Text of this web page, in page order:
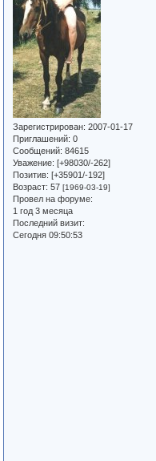
Зарегистрирован: 2007-01-17
Приглашений: 0
Сообщений: 84615
Уважение: [+98030/-262]
Позитив: [+35901/-192]
Возраст: 57[1969-03-19]
Провел на форуме:
1 год 3 месяца
Последний визит:
Сегодня 09:50:53